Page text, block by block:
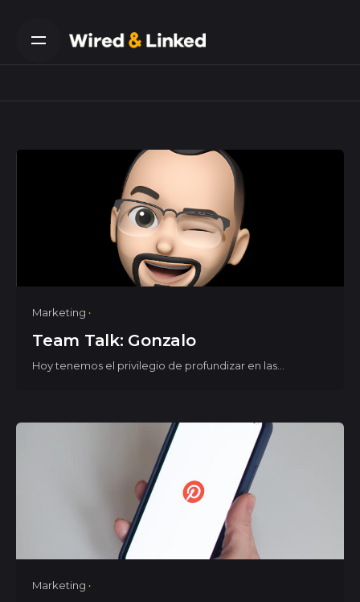
content
Marketing
Team Talk: Gonzalo
Hoy tenemos el privilegio de profundizar en las...
Marketing